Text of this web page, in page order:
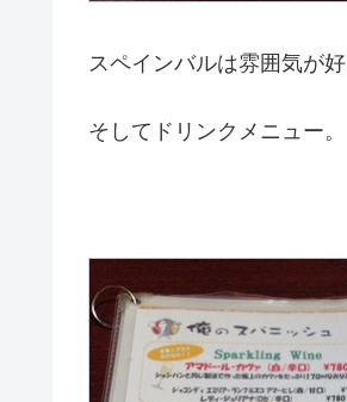
スペインバルは雰囲気が
そしてドリンクメニュー。